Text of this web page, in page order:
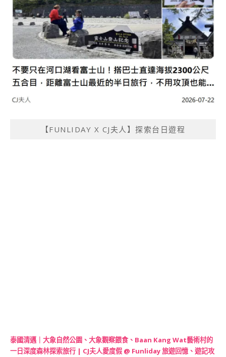
【FUNLIDAY X CJ夫人】探索台日遊程
泰國清邁｜大象自然公園、大象觀察餵食、Baan Kang Wat藝術村的
一日深度森林探索旅行 | CJ夫人愛度假 @ Funliday 旅遊回憶、遊記攻